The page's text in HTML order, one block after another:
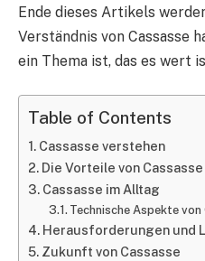
Ende dieses Artikels
Verständnis von Cassasse
ein Thema ist, das es wert
Table of Contents
Cassasse verstehen
Die Vorteile von Cassasse
Cassasse im Alltag
Technische Aspekte von
Herausforderungen und
Zukunft von Cassasse